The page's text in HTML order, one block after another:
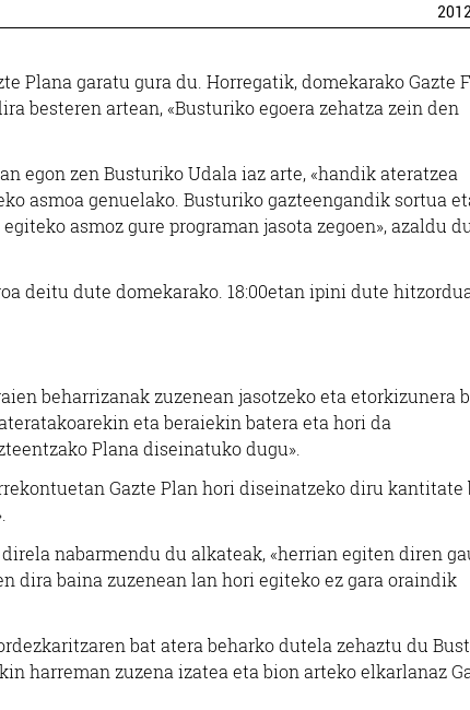
2012
Plana garatu gura du. Horregatik, domekarako Gazte
besteren artean, «Busturiko egoera zehatza zein den
egon zen Busturiko Udala iaz arte, «handik ateratzea
asmoa genuelako. Busturiko gazteengandik sortua
asmoz gure programan jasota zegoen», azaldu du
deitu dute domekarako. 18:00etan ipini dute
beharrizanak zuzenean jasotzeko eta etorkizunera
eta beraiekin batera eta hori da
Plana diseinatuko dugu».
Gazte Plan hori diseinatzeko diru kantitate
nabarmendu du alkateak, «herrian egiten diren
dira baina zuzenean lan hori egiteko ez gara oraindik
bat atera beharko dutela zehaztu du
harreman zuzena izatea eta bion arteko elkarlanaz